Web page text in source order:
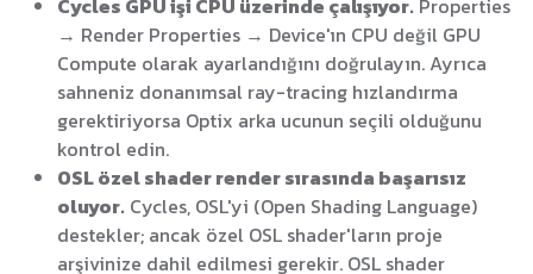
Cycles GPU işi CPU üzerinde çalışıyor. Properties
→ Render Properties → Device'ın CPU değil GPU
Compute olarak ayarlandığını doğrulayın. Ayrıca
sahneniz donanımsal ray-tracing hızlandırma
gerektiriyorsa Optix arka ucunun seçili olduğunu
kontrol edin.
OSL özel shader render sırasında başarısız
oluyor. Cycles, OSL'yi (Open Shading Language)
destekler; ancak özel OSL shader'ların proje
arşivinize dahil edilmesi gerekir. OSL shader